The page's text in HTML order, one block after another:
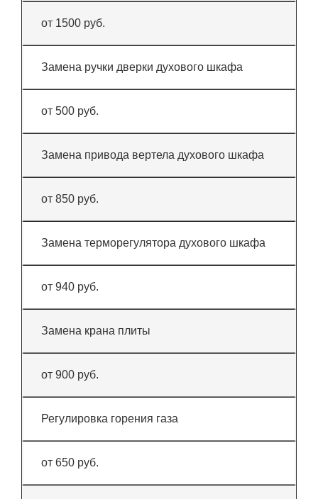
от 1500 руб.
Замена ручки дверки духового шкафа
от 500 руб.
Замена привода вертела духового шкафа
от 850 руб.
Замена терморегулятора духового шкафа
от 940 руб.
Замена крана плиты
от 900 руб.
Регулировка горения газа
от 650 руб.